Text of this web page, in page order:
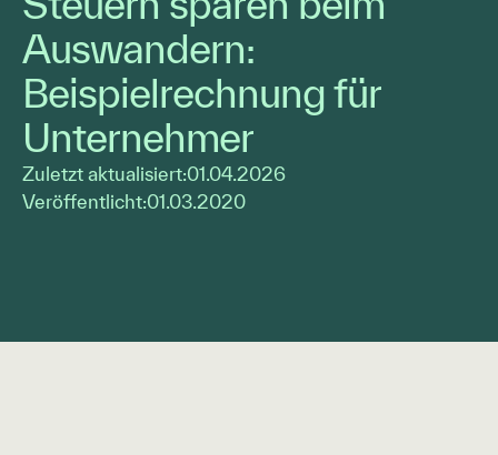
Auswandern:
Beispielrechnung für
Unternehmer
Zuletzt aktualisiert:01.04.2026
Veröffentlicht:01.03.2020